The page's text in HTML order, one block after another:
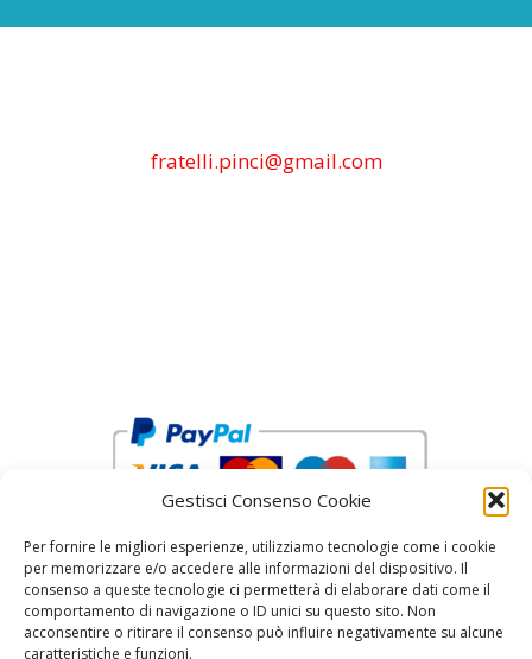
Gestisci Consenso Cookie
Per fornire le migliori esperienze, utilizziamo tecnologie come i cookie
per memorizzare e/o accedere alle informazioni del dispositivo. Il
consenso a queste tecnologie ci permetterà di elaborare dati come il
comportamento di navigazione o ID unici su questo sito. Non
acconsentire o ritirare il consenso può influire negativamente su alcune
caratteristiche e funzioni.
fratelli.pinci@gmail.com
reCAPTCHA Google’s Privacy Policy and